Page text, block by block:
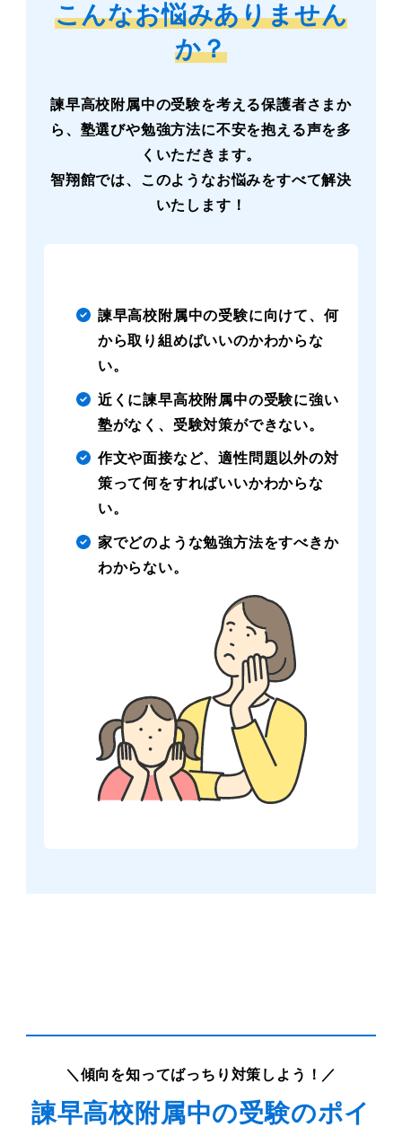
こんなお悩みありません
か？
諫早高校附属中の受験を考える保護者さまか
ら、塾選びや勉強方法に不安を抱える声を多
くいただきます。
智翔館では、このようなお悩みをすべて解決
いたします！
諫早高校附属中の受験に向けて、何
から取り組めばいいのかわからな
い。
近くに諫早高校附属中の受験に強い
塾がなく、受験対策ができない。
作文や面接など、適性問題以外の対
策って何をすればいいかわからな
い。
家でどのような勉強方法をすべきか
わからない。
＼傾向を知ってばっちり対策しよう！／
諫早高校附属中の受験のポイ